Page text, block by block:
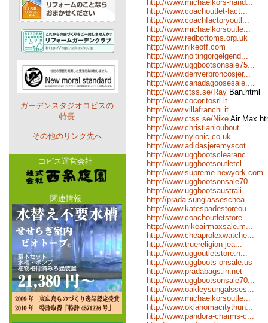
http://www.michaelkors-hand...
http://www.coachoutlet-fact...
http://www.coachfactoryoutl...
http://www.michaelkorsoutle...
http://www.redbottoms.org.uk
http://www.nikeoff.com
http://www.noltingorgelgend...
http://www.uggbootsonsale75...
http://www.denverbroncosjer...
http://www.canadagoosesale....
http://www.ctss.se/Ray Ban.html
http://www.cocoritosrl.it
http://www.villafranchi.it
http://www.ctss.se/Nike Air
http://www.christianloubout...
http://www.nylonic.co.uk
http://www.adidasjeremyscot...
http://www.uggbootsclearanc...
http://www.uggbootsoutletcl...
http://www.supreme-newyork.com
http://www.uggbootsonsale70...
http://www.uggbootsaustrali...
http://prada.sunglasseschea...
http://www.katespadestoreou...
http://www.coachoutletstore...
http://www.nikeairmaxsale.m...
http://www.cheaprolexwatche...
http://www.truereligion-jea...
http://www.uggoutletstore.n...
http://www.uggboots-onsale.us
http://www.pradabags.in.net
http://www.uggbootsonsale70...
http://www.oakleysungalsses...
http://www.michaelkorsoutle...
http://www.oklahomacitythun...
http://www.pandora-charms-c...
ガーデンスタジオコピスの
特長
その他のリンク先へ
コピス運営会社
関連情報